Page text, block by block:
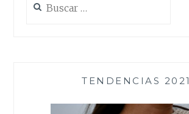
TENDENCIAS 2021